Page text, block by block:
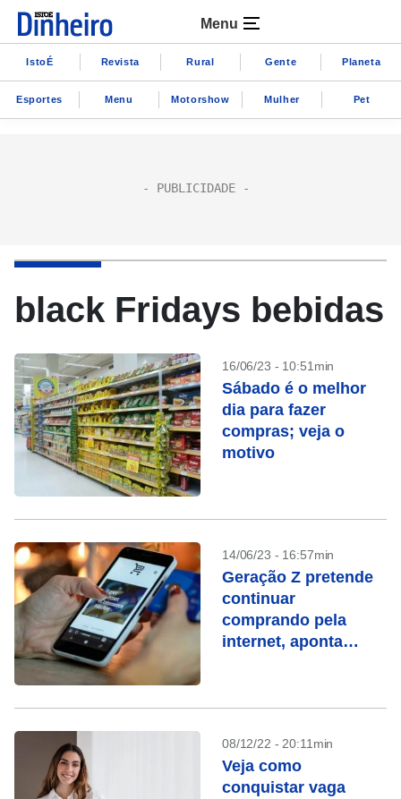
Menu
IstoÉ Revista Rural Gente Planeta
Esportes Menu Motorshow Mulher Pet
black Fridays bebidas
16/06/23 - 10:51min
Sábado é o melhor
dia para fazer
compras; veja o
motivo
14/06/23 - 16:57min
Geração Z pretende
continuar
comprando pela
internet, aponta
08/12/22 - 20:11min
Veja como
conquistar vaga